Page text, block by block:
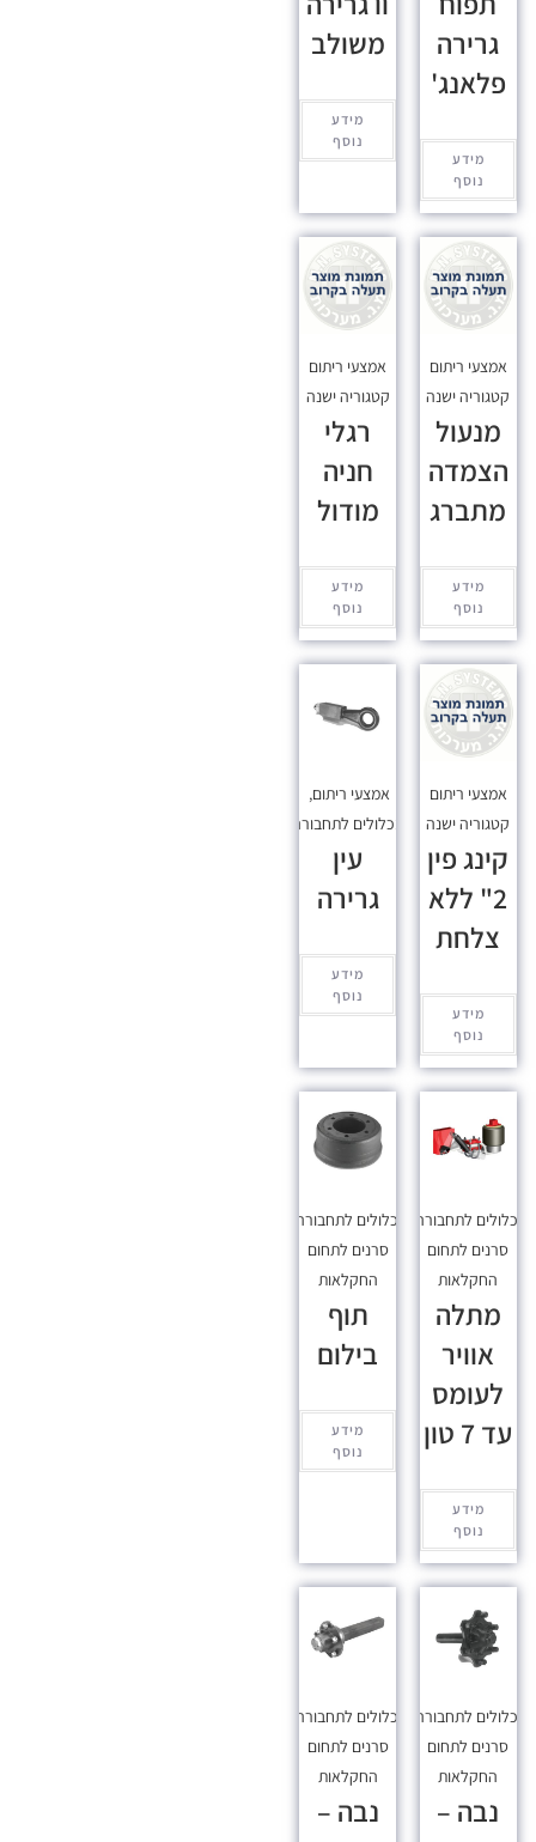
גרירה
פלאנג'
מידע
נוסף
משולב
מידע
נוסף
אמצעי ריתום
קטגוריה ישנה
מנעול
הצמדה
מתברג
מידע
נוסף
אמצעי ריתום
קטגוריה ישנה
רגלי
חניה
מודול
מידע
נוסף
אמצעי ריתום
קטגוריה ישנה
קינג פין
2" ללא
צלחת
מידע
נוסף
אמצעי ריתום,
מכלולים לתחבורה
עין
גרירה
מידע
נוסף
לתחבורה,
סרנים לתחום
החקלאות
מתלה
אוויר
לעומס
עד 7 טון
מידע
נוסף
מכלולים לתחבורה,
סרנים לתחום
החקלאות
תוף
בילום
מידע
נוסף
לתחבורה,
סרנים לתחום
החקלאות
נבה –
מכלולים לתחבורה,
סרנים לתחום
החקלאות
נבה –